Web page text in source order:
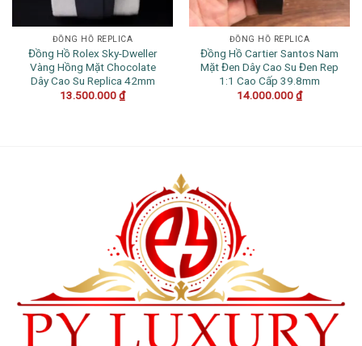
ĐỒNG HỒ REPLICA
Đồng Hồ Rolex Sky-Dweller
Vàng Hồng Mặt Chocolate
Dây Cao Su Replica 42mm
13.500.000₫
ĐỒNG HỒ REPLICA
Đồng Hồ Cartier Santos Nam
Mặt Đen Dây Cao Su Đen Rep
1:1 Cao Cấp 39.8mm
14.000.000₫